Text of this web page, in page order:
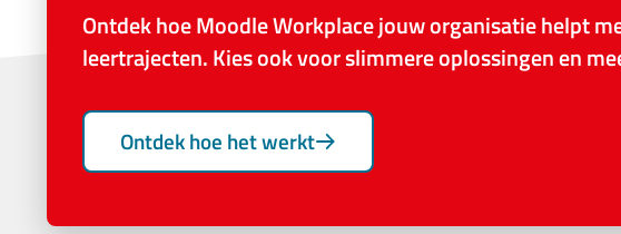
Ontdek hoe Moodle Workplace jouw organisatie helpt
leertrajecten. Kies ook voor slimmere oplossingen en
Ontdek hoe het werkt